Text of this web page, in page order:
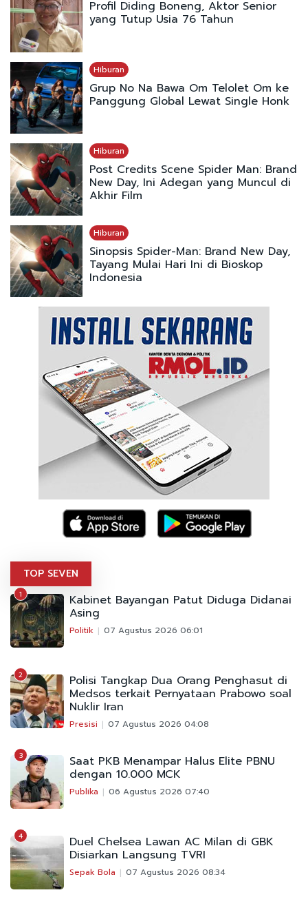
Profil Diding Boneng, Aktor Senior
yang Tutup Usia 76 Tahun
Hiburan
Grup No Na Bawa Om Telolet Om ke
Panggung Global Lewat Single Honk
Hiburan
Post Credits Scene Spider Man: Brand
New Day, Ini Adegan yang Muncul di
Akhir Film
Hiburan
Sinopsis Spider-Man: Brand New Day,
Tayang Mulai Hari Ini di Bioskop
Indonesia
TOP SEVEN
1 Kabinet Bayangan Patut Diduga Didanai
Asing
Politik 07 Agustus 2026 06:01
2 Polisi Tangkap Dua Orang Penghasut di
Medsos terkait Pernyataan Prabowo soal
Nuklir Iran
Presisi 07 Agustus 2026 04:08
3 Saat PKB Menampar Halus Elite PBNU
dengan 10.000 MCK
Publika 06 Agustus 2026 07:40
4 Duel Chelsea Lawan AC Milan di GBK
Disiarkan Langsung TVRI
Sepak Bola 07 Agustus 2026 08:34